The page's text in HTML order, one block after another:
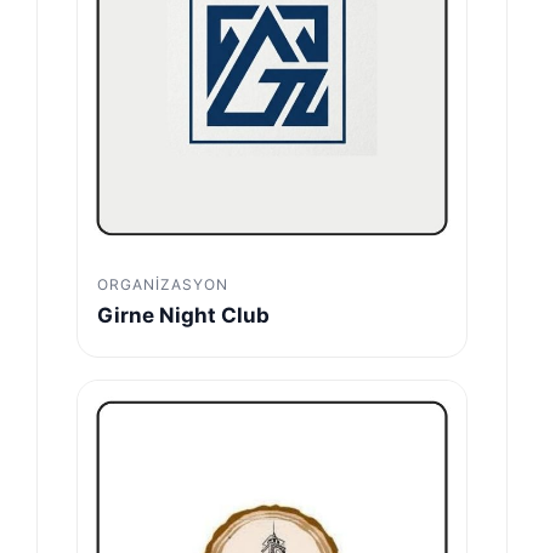
ORGANIZASYON
Girne Night Club